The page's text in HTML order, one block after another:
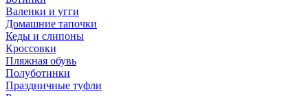
Валенки и угги
Домашние тапочки
Кеды и слипоны
Кроссовки
Пляжная обувь
Полуботинки
Праздничные туфли